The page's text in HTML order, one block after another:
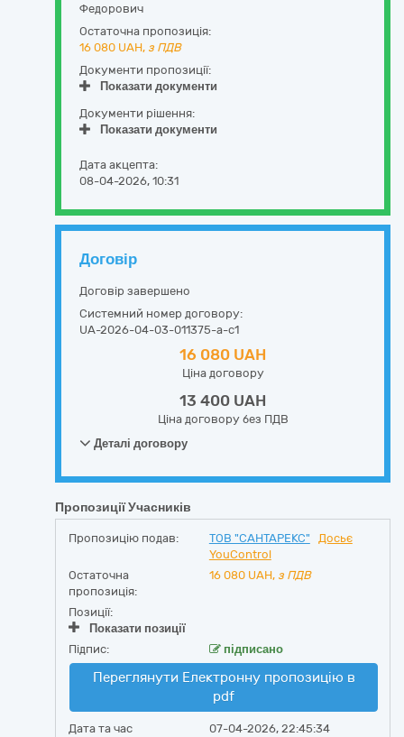
Федорович
Остаточна пропозиція:
16 080 UAH, з ПДВ
Документи пропозиції:
Показати документи
Документи рішення:
Показати документи
Дата акцепта:
08-04-2026, 10:31
Договір
Договір завершено
Системний номер договору:
UA-2026-04-03-011375-a-c1
16 080 UAH
Ціна договору
13 400 UAH
Ціна договору без ПДВ
Деталі договору
Пропозиції Учасників
Пропозицію подав: ТОВ "САНТАРЕКС"
Досьє
YouControl
Остаточна
пропозиція:
16 080 UAH, з ПДВ
Позиції:
Показати позиції
Підпис:
підписано
Переглянути Електронну пропозицію в
pdf
Дата та час
07-04-2026, 22:45:34